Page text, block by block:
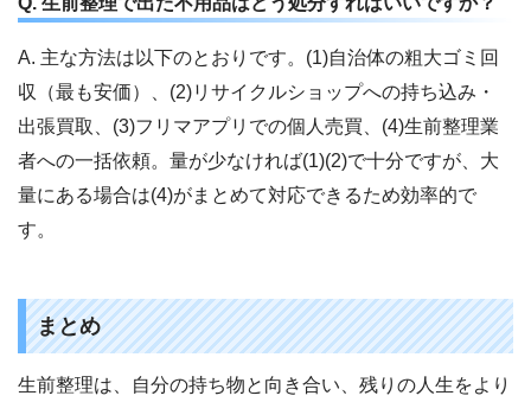
A. 主な方法は以下のとおりです。(1)自治体の粗大ゴミ回
収（最も安価）、(2)リサイクルショップへの持ち込み・
出張買取、(3)フリマアプリでの個人売買、(4)生前整理業
者への一括依頼。量が少なければ(1)(2)で十分ですが、大
量にある場合は(4)がまとめて対応できるため効率的で
す。
まとめ
生前整理は、自分の持ち物と向き合い、残りの人生をより